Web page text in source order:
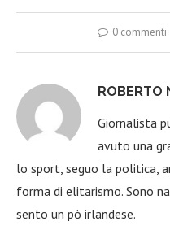
0 commenti
ROBERTO
Giornalista
avuto una
lo sport, seguo la politica,
forma di elitarismo. Sono
sento un pò irlandese.